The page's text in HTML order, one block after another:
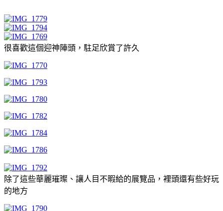
很喜歡這個迎神陣頭，駐足欣賞了許久
除了這些華麗璀璨、讓人目不暇給的展覽品，裡頭還有些好玩
的地方